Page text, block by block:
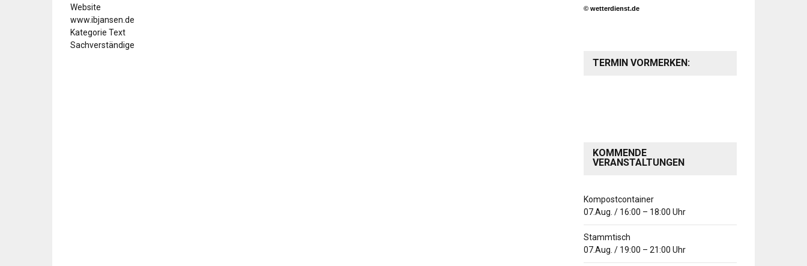
Website
www.ibjansen.de
Kategorie Text
Sachverständige
© wetterdienst.de
TERMIN VORMERKEN:
KOMMENDE
VERANSTALTUNGEN
Kompostcontainer
07.Aug. / 16:00 – 18:00 Uhr
Stammtisch
07.Aug. / 19:00 – 21:00 Uhr